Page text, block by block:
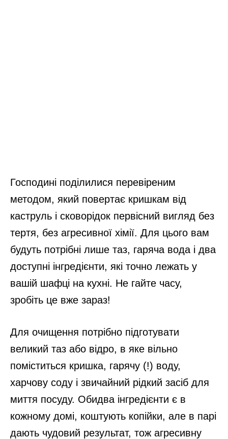
Господині поділилися перевіреним
методом, який повертає кришкам від
каструль і сковорідок первісний вигляд без
тертя, без агресивної хімії. Для цього вам
будуть потрібні лише таз, гаряча вода і два
доступні інгредієнти, які точно лежать у
вашій шафці на кухні. Не гайте часу,
зробіть це вже зараз!
Для очищення потрібно підготувати
великий таз або відро, в яке вільно
поміститься кришка, гарячу (!) воду,
харчову соду і звичайний рідкий засіб для
миття посуду. Обидва інгредієнти є в
кожному домі, коштують копійки, але в парі
дають чудовий результат, тож агресивну